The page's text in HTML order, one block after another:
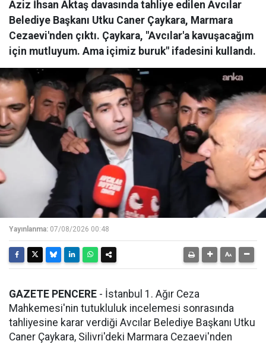
Aziz İhsan Aktaş davasında tahliye edilen Avcılar
Belediye Başkanı Utku Caner Çaykara, Marmara
Cezaevi'nden çıktı. Çaykara, "Avcılar'a kavuşacağım
için mutluyum. Ama içimiz buruk" ifadesini kullandı.
Yayınlanma: 07/08/2026 00:48
GAZETE PENCERE - İstanbul 1. Ağır Ceza
Mahkemesi'nin tutukluluk incelemesi sonrasında
tahliyesine karar verdiği Avcılar Belediye Başkanı Utku
Caner Çaykara, Silivri'deki Marmara Cezaevi'nden